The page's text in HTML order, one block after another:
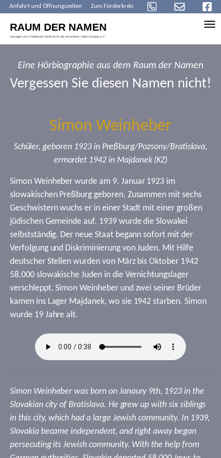
Anfahrt und Öffnungszeiten Zum Förderkreis
Eine Hörbiographie aus dem Raum der Namen
Vergessen Sie diesen Namen nicht!
Simon Weinheber
Schüler, geboren 1923 in Preßburg/Pozsony/Bratislava,
ermordet 1942 in Majdanek (KZ)
Simon Weinheber wurde am 9. Januar 1923 im
slowakischen Preßburg geboren. Zusammen mit sechs
Geschwistern wuchs er in einer Stadt mit einer großen
jüdischen Gemeinde auf. 1939 wurde die Slowakei
selbstständig. Der neue Staat begann sofort mit der
Verfolgung und Diskriminierung von Juden. Mit Hilfe
deutscher Stellen wurden von März bis Oktober 1942
58.000 slowakische Juden in die Vernichtungslager
verschleppt. Simon Weinheber und zwei seiner Brüder
kamen ins Lager Majdanek, wo sie 1942 starben. Simon
wurde 19 Jahre alt.
Simon Weinheber was born on Janaury 9th, 1923 in the
Slovakian city of Bratislava. He grew up with six siblings
in this city, which had a large Jewish community. In 1939,
Slovakia became independent, and right away began
persecuting its Jewish community. With the help from